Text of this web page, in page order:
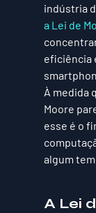
indústria
a Lei de
eficiência
À medida
Moore
esse é o
algum
A Lei